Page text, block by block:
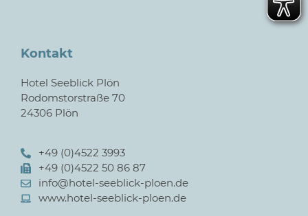
Kontakt
Hotel Seeblick Plön
Rodomstorstraße 70
24306 Plön
+49 (0)4522 3993
+49 (0)4522 50 86 87
info@hotel-seeblick-ploen.de
www.hotel-seeblick-ploen.de